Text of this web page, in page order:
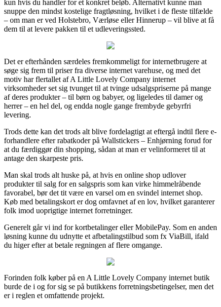
kun hvis du handler for et konkret beløb. Alternativt kunne man
snuppe den mindst kostelige fragtløsning, hvilket i de fleste tilfælde
– om man er ved Holstebro, Værløse eller Hinnerup – vil blive at få
dem til at levere pakken til et udleveringssted.
Det er efterhånden særdeles fremkommeligt for internetbrugere at
søge sig frem til priser fra diverse internet varehuse, og med det
motiv har flertallet af A Little Lovely Company internet
virksomheder set sig tvunget til at tvinge udsalgspriserne på mange
af deres produkter – til børn og babyer, og ligeledes til damer og
herrer – en hel del, og endda nogle gange frembyde gebyrfri
levering.
Trods dette kan det trods alt blive fordelagtigt at eftergå indtil flere e-
forhandlere efter rabatkoder på Wallstickers – Enhjørning forud for
at du færdiggør din shopping, sådan at man er velinformeret til at
antage den skarpeste pris.
Man skal trods alt huske på, at hvis en online shop udlover
produkter til salg for en salgspris som kan virke himmelråbende
favorabel, bør det tit være en varsel om en svindel internet shop.
Køb med betalingskort er dog omfavnet af en lov, hvilket garanterer
folk imod uoprigtige internet forretninger.
Generelt går vi ind for kortbetalinger eller MobilePay. Som en anden
løsning kunne du udnytte et afbetalingstilbud som fx ViaBill, ifald
du higer efter at betale regningen af flere omgange.
Forinden folk køber på en A Little Lovely Company internet butik
burde de i og for sig se på butikkens forretningsbetingelser, men det
er i reglen et omfattende projekt.